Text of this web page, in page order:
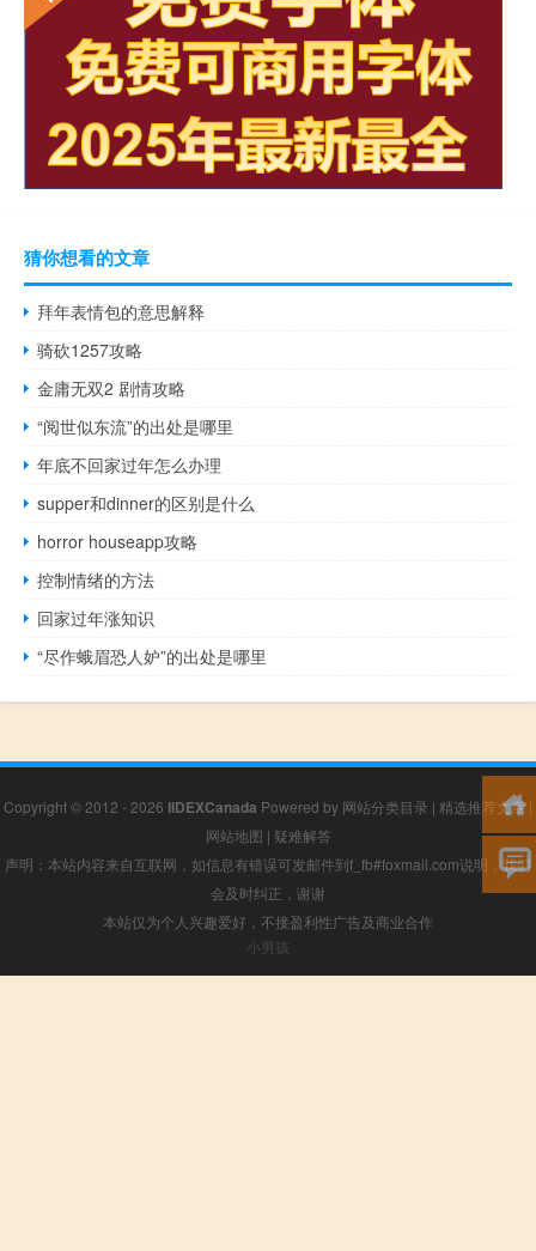
猜你想看的文章
拜年表情包的意思解释
骑砍1257攻略
金庸无双2 剧情攻略
“阅世似东流”的出处是哪里
年底不回家过年怎么办理
supper和dinner的区别是什么
horror houseapp攻略
控制情绪的方法
回家过年涨知识
“尽作蛾眉恐人妒”的出处是哪里
Copyright © 2012 - 2026 IIDEXCanada Powered by 网站分类目录 | 精选推荐文章|
网站地图 | 疑难解答
声明：本站内容来自互联网，如信息有错误可发邮件到f_fb#foxmail.com说明，我们
会及时纠正，谢谢
本站仅为个人兴趣爱好，不接盈利性广告及商业合作
小男孩